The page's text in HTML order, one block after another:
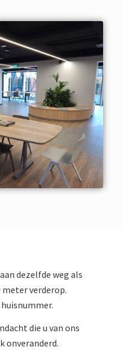
dezelfde weg als
verderop.
die u van ons
onveranderd.